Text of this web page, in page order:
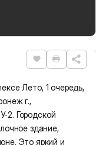
Нравится
Лето, 1 очередь,
г.,
2. Городской
здание,
Это яркий и